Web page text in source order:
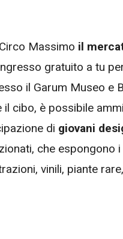
Massimo il
gratuito a tu
il Garum Museo e
cibo, è possibile
di giovani
che espongono
vinili, piante